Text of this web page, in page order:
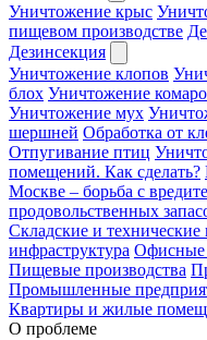
Уничтожение крыс
пищевом производстве
Дезинсекция
Уничтожение клопов
блох Уничтожение
Уничтожение мух
шершней Обработка от
Отпугивание птиц
помещений. Как сделать?
Москве – борьба с
продовольственных
Складские и
инфраструктура Офисные
Пищевые производства
Промышленные
Квартиры и жилые
О проблеме